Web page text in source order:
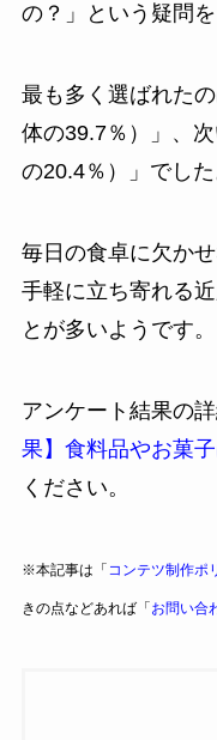
の？」という疑問
最も多く選ばれた
体の39.7％）」、
の20.4％）」でした
毎日の食卓に欠か
手軽に立ち寄れる
とが多いようです。
アンケート結果の詳
果】食料品やお菓
ください。
※本記事は「 コンテツ制作ポ
きの点などあれば「 お問い合